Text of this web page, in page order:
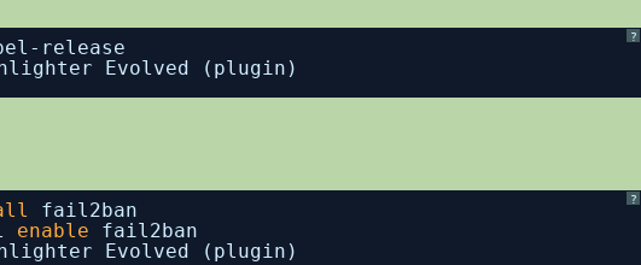
?
Evolved (plugin)
release
?
Evolved (plugin)
fail2ban
enable fail2ban